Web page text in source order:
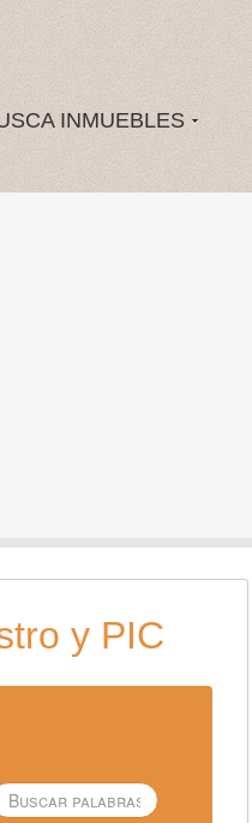
INMUEBLES
y PIC